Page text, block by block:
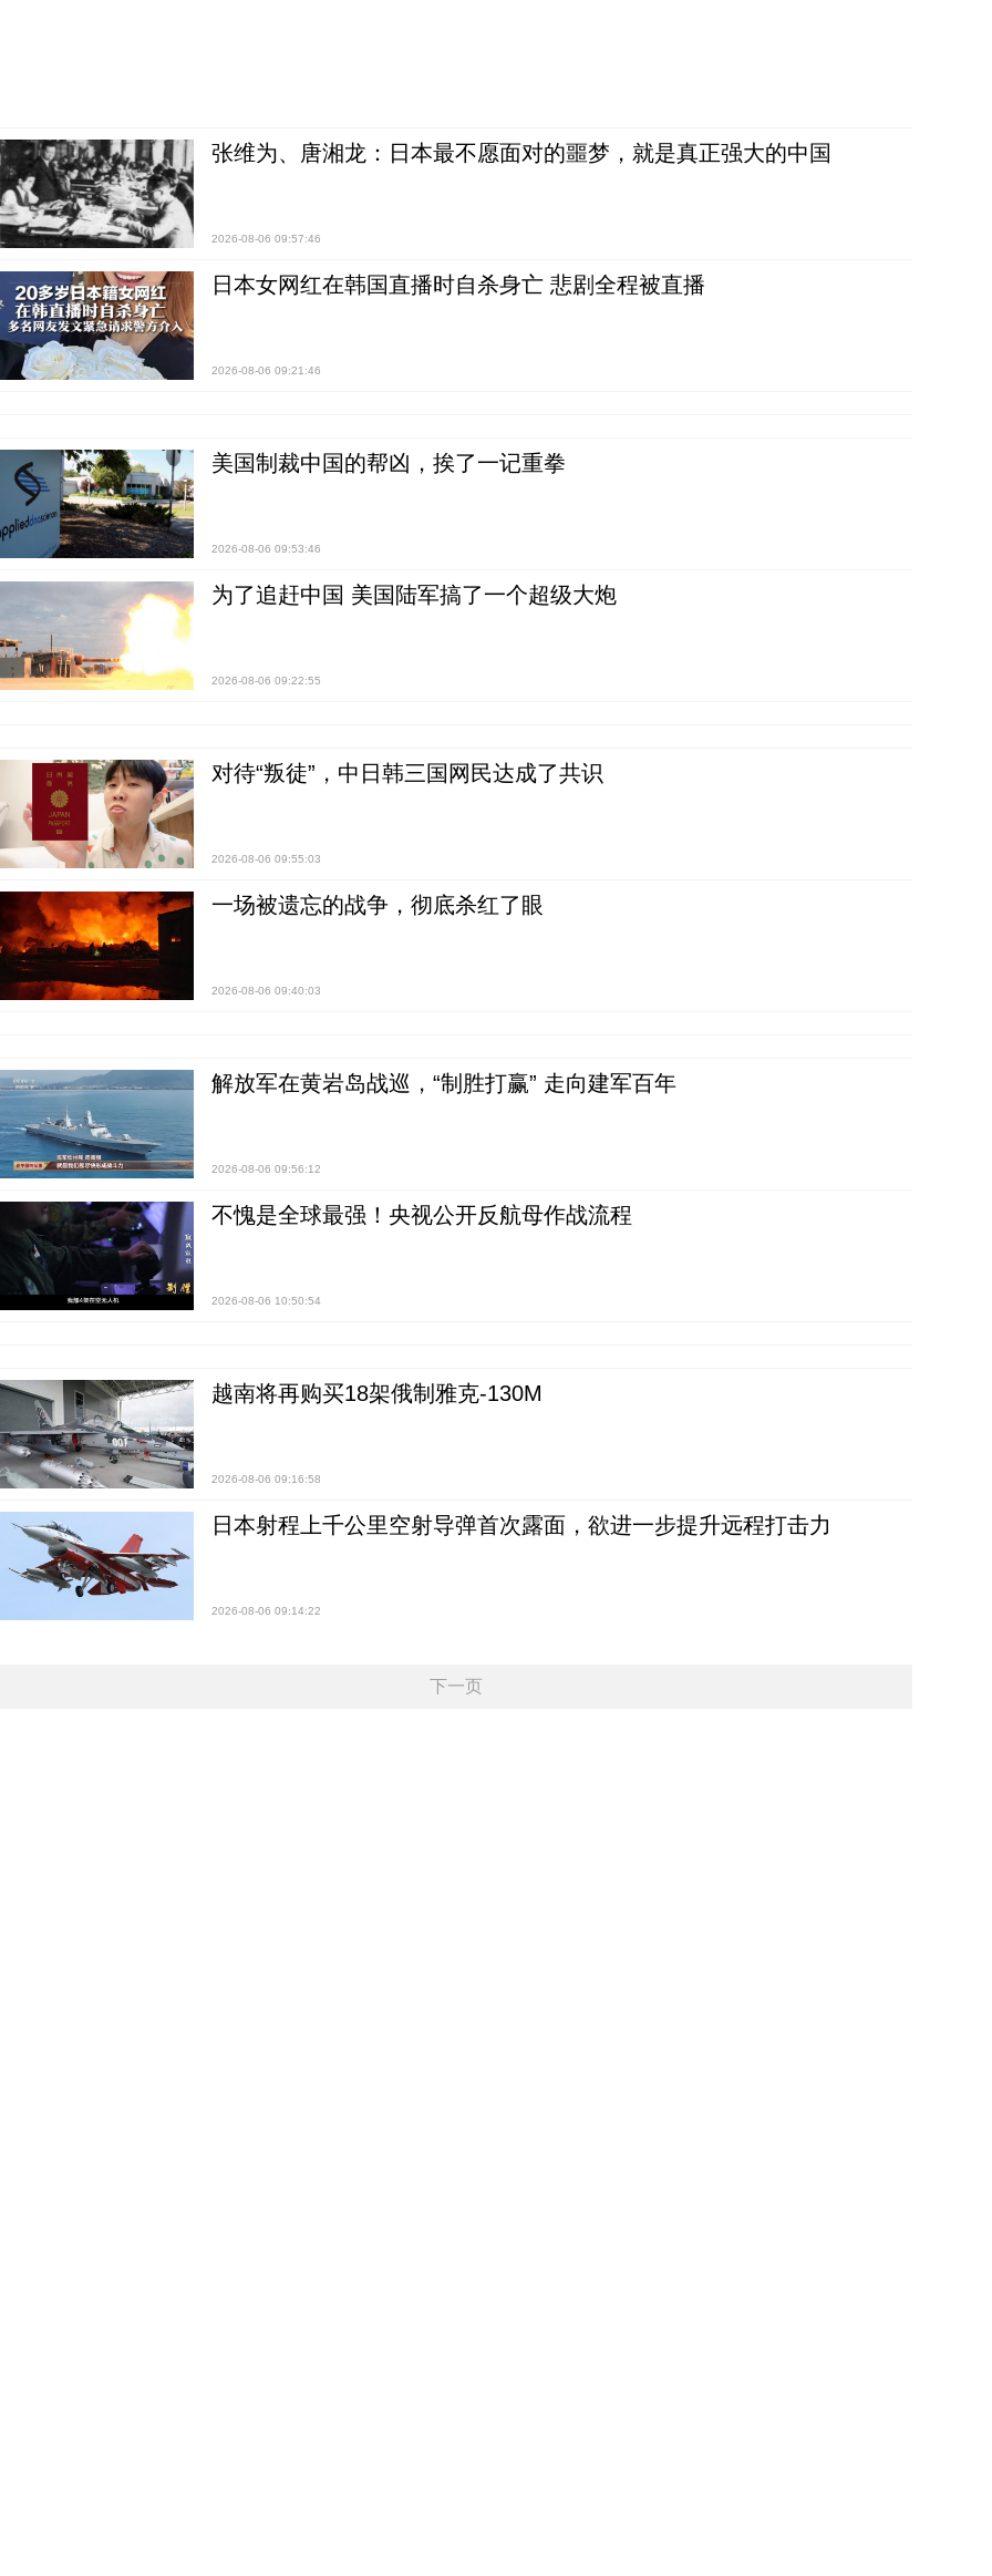
张维为、唐湘龙：日本最不愿面对的噩梦，就是真正强大的中国
2026-08-06 09:57:46
日本女网红在韩国直播时自杀身亡 悲剧全程被直播
2026-08-06 09:21:46
美国制裁中国的帮凶，挨了一记重拳
2026-08-06 09:53:46
为了追赶中国 美国陆军搞了一个超级大炮
2026-08-06 09:22:55
对待“叛徒”，中日韩三国网民达成了共识
2026-08-06 09:55:03
一场被遗忘的战争，彻底杀红了眼
2026-08-06 09:40:03
解放军在黄岩岛战巡，“制胜打赢” 走向建军百年
2026-08-06 09:56:12
不愧是全球最强！央视公开反航母作战流程
2026-08-06 10:50:54
越南将再购买18架俄制雅克-130M
2026-08-06 09:16:58
日本射程上千公里空射导弹首次露面，欲进一步提升远程打击力
2026-08-06 09:14:22
下一页